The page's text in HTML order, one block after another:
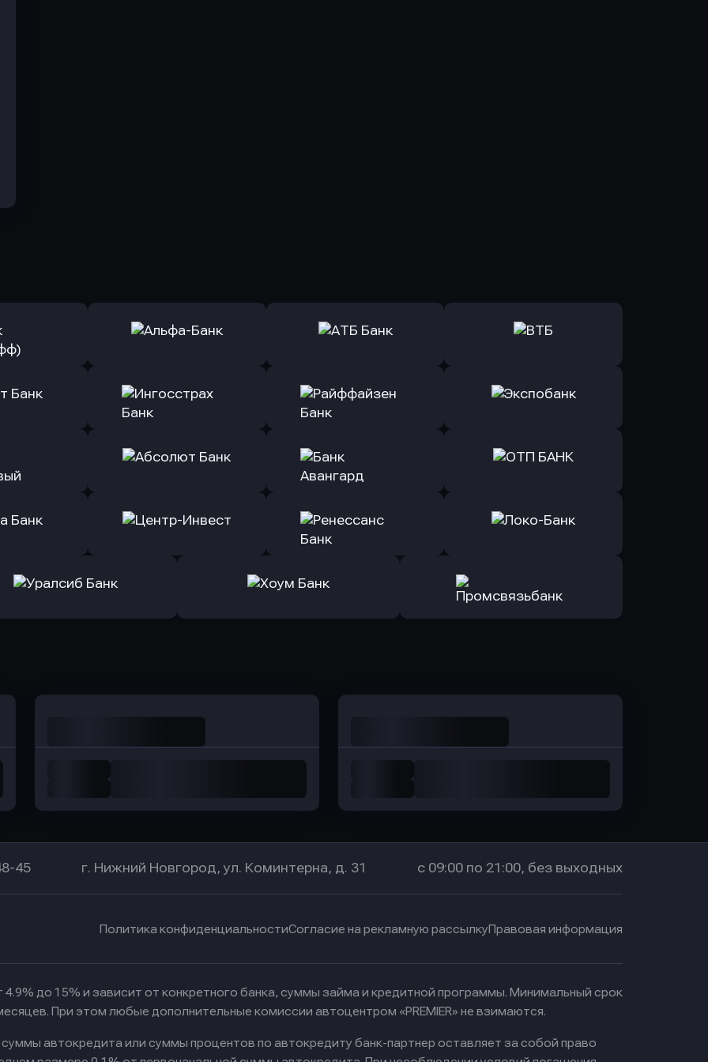
заявку
Оправить заявку
в Альфа-Банк
Оправить заявку
в АТБ Банк
Оправить заявку
заявку
Банк
Оправить заявку
Оправить заявку
в Райффайзен Банк
Оправить заявку
заявку
Оправить заявку
Оправить заявку
в Банк Авангард
Оправить заявку
заявку
Оправить заявку
в Локо-Банк
45 г. Нижний Новгород, ул. Коминтерна, д. 31 с 09:00 по 21:00, без выходных
Политика конфиденциальностиСогласие на рекламную рассылкуПравовая информация
4.9% до 15% и зависит от конкретного банка, суммы займа и кредитной программы. Минимальный срок
При этом любые дополнительные комиссии автоцентром «PREMIER» не взимаются.
автокредита или суммы процентов по автокредиту банк-партнер оставляет за собой право